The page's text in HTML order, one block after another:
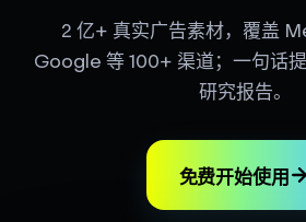
2 亿+ 真实广告素材，覆盖
Google 等 100+ 渠道；一句话
研究报告。
免费开始使用